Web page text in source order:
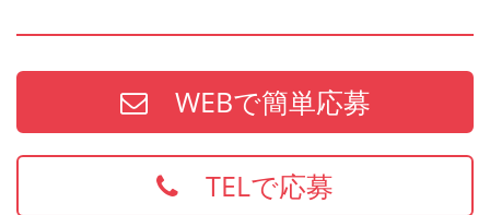
WEBで簡単応募
TELで応募